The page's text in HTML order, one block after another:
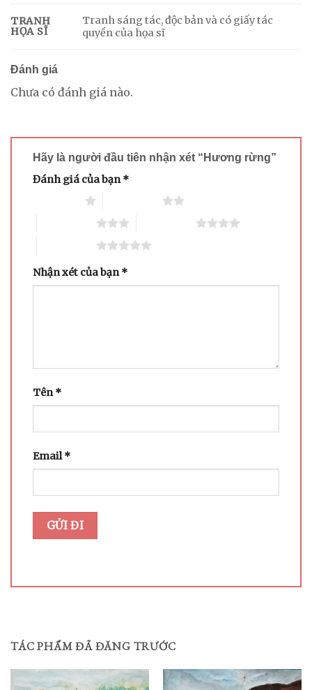
TRANH
HỌA SĨ
Tranh sáng tác, độc bản và có giấy tác
quyền của họa sĩ
Đánh giá
Chưa có đánh giá nào.
Hãy là người đầu tiên nhận xét “Hương rừng”
Đánh giá của bạn*
Nhận xét của bạn*
Tên*
Email*
TÁC PHẨM ĐÃ ĐĂNG TRƯỚC